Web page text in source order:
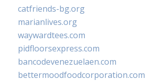
catfriends-bg.org
marianlives.org
waywardtees.com
pidfloorsexpress.com
bancodevenezuelaen.com
bettermoodfoodcorporation.com